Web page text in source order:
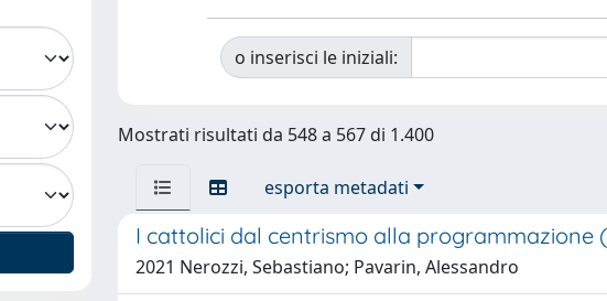
o inserisci le iniziali:
Mostrati risultati da 548 a 567 di 1.400
esporta metadati
I cattolici dal centrismo alla programmazione
2021 Nerozzi, Sebastiano; Pavarin, Alessandro